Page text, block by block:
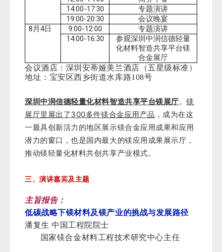
14:00-17:30 专题演讲
19:00-20:30 会议晚宴
8 月 4日 9:00-12:00 专题演讲
14:00-16:30
参观深圳中润信德轻量
化材料智造共享平台镁
合金展厅
会议酒店：深圳安蒂娅美兰酒店（五星级标准）
地址：宝安区西乡街道水库路108号
深圳中润信德轻量化材料智造共享平台镁展厅。镁
展厅里展出了300多件镁合金应用产品 ，成为在这
一最具创新活力的地区展示镁合金应用成果和应用
潜力的窗口，也是国内最大的镁应用成果展示厅，
推动镁轻量化材料共创共享产业模式。
三、演讲嘉宾及主题
主旨报告：
低碳战略下镁材料及镁产业的挑战与发展路径
潘复生 中国工程院院士
国家镁合金材料工程技术研究中心主任